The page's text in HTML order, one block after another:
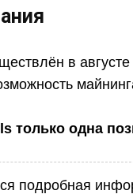
в
только одна
подробная